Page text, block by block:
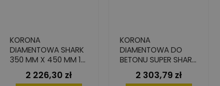
KORONA
DIAMENTOWA SHARK
350 MM X 450 MM 1
1/4" DO BETONU
Cena
2 226,30 zł
KORONA
DIAMENTOWA DO
BETONU SUPER SHARK
450 X 450 MM 1 1/4
CALACena
2 303,79 zł